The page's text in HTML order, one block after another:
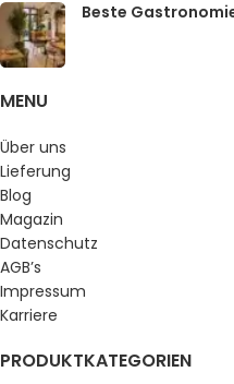
Beste
MENU
Über uns
Lieferung
Blog
Magazin
Datenschutz
AGB’s
Impressum
Karriere
PRODUKTKATEGORIEN